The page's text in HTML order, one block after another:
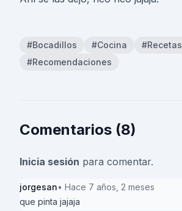
#Bocadillos #Cocina
#Recetas
#Recomendaciones
Comentarios (8)
Inicia sesión para comentar.
jorgesan• Hace 7 años, 2 meses
que pinta jajaja